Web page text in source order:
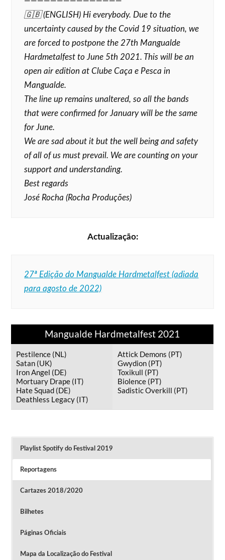
🇬🇧 (ENGLISH) Hi everybody. Due to the
uncertainty caused by the Covid 19 situation, we
are forced to postpone the 27th Mangualde
Hardmetalfest to June 5th 2021. This will be an
open air edition at Clube Caça e Pesca in
Mangualde.
The line up remains unaltered, so all the bands
that were confirmed for January will be the same
for June.
We are sad about it but the well being and safety
of all of us must prevail. We are counting on your
support and understanding.
Best regards
José Rocha (Rocha Produções)
Actualização:
27ª Edição do Mangualde Hardmetalfest (adiada
para agosto de 2022)
Mangualde Hardmetalfest 2021
Pestilence (NL)
Satan (UK)
Iron Angel (DE)
Mortuary Drape (IT)
Hate Squad (DE)
Deathless Legacy (IT)
Attick Demons (PT)
Gwydion (PT)
Toxikull (PT)
Biolence (PT)
Sadistic Overkill (PT)
Playlist Spotify do Festival 2019
Reportagens
Cartazes 2018/2020
Bilhetes
Páginas Oficiais
Mapa da Localização do Festival